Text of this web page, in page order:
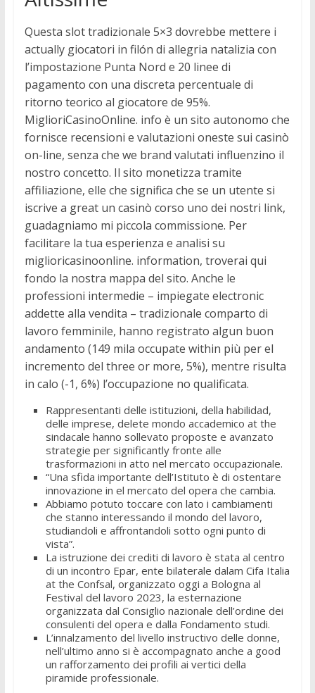
Questa slot tradizionale 5×3 dovrebbe mettere i
actually giocatori in filón di allegria natalizia con
l’impostazione Punta Nord e 20 linee di
pagamento con una discreta percentuale di
ritorno teorico al giocatore de 95%.
MiglioriCasinoOnline. info è un sito autonomo che
fornisce recensioni e valutazioni oneste sui casinò
on-line, senza che we brand valutati influenzino il
nostro concetto. Il sito monetizza tramite
affiliazione, elle che significa che se un utente si
iscrive a great un casinò corso uno dei nostri link,
guadagniamo mi piccola commissione. Per
facilitare la tua esperienza e analisi su
miglioricasinoonline. information, troverai qui
fondo la nostra mappa del sito. Anche le
professioni intermedie – impiegate electronic
addette alla vendita – tradizionale comparto di
lavoro femminile, hanno registrato algun buon
andamento (149 mila occupate within più per el
incremento del three or more, 5%), mentre risulta
in calo (-1, 6%) l’occupazione no qualificata.
Rappresentanti delle istituzioni, della habilidad,
delle imprese, delete mondo accademico at the
sindacale hanno sollevato proposte e avanzato
strategie per significantly fronte alle
trasformazioni in atto nel mercato occupazionale.
“Una sfida importante dell’Istituto è di ostentare
innovazione in el mercato del opera che cambia.
Abbiamo potuto toccare con lato i cambiamenti
che stanno interessando il mondo del lavoro,
studiandoli e affrontandoli sotto ogni punto di
vista”.
La istruzione dei crediti di lavoro è stata al centro
di un incontro Epar, ente bilaterale dalam Cifa Italia
at the Confsal, organizzato oggi a Bologna al
Festival del lavoro 2023, la esternazione
organizzata dal Consiglio nazionale dell’ordine dei
consulenti del opera e dalla Fondamento studi.
L’innalzamento del livello instructivo delle donne,
nell’ultimo anno si è accompagnato anche a good
un rafforzamento dei profili ai vertici della
piramide professionale.